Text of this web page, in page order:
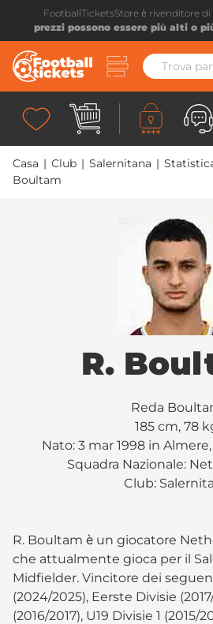
FootballTicketsStore è rivenditore
prezzi possono essere più alti o
Casa | Club | Salernitana |
Boultam
R.
Reda
185 cm, 78
Nato: 3 mar 1998 in
Squadra Nazionale:
Club:
R. Boultam è un giocatore
che attualmente gioca per il
Midfielder. Vincitore dei
(2024/2025), Eerste Divisie
(2016/2017), U19 Divisie 1 (2015/